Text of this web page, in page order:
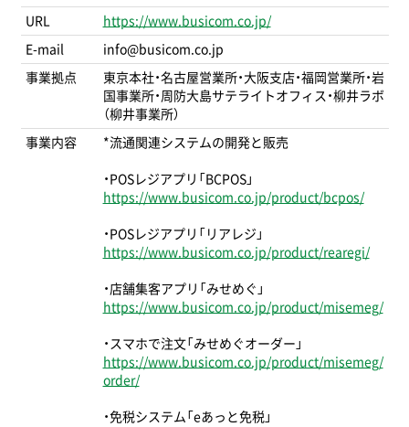
URL https://www.busicom.co.jp/
E-mail info@busicom.co.jp
事業拠点
東京本社・名古屋営業所・大阪支店・福岡営業所・岩
国事業所・周防大島サテライトオフィス・柳井ラボ
（柳井事業所）
事業内容 *流通関連システムの開発と販売
・POSレジアプリ「BCPOS」
https://www.busicom.co.jp/product/bcpos/
・POSレジアプリ「リアレジ」
https://www.busicom.co.jp/product/rearegi/
・店舗集客アプリ「みせめぐ」
https://www.busicom.co.jp/product/misemeg/
・スマホで注文「みせめぐオーダー」
https://www.busicom.co.jp/product/misemeg/
order/
・免税システム「eあっと免税」